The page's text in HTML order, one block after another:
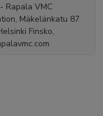
Rapala VMC
Mäkelänkatu 87
Finsko,